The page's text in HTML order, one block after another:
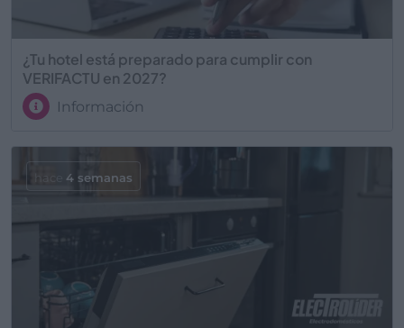
¿Tu hotel está preparado para cumplir con
VERIFACTU en 2027?
Información
4 semanas